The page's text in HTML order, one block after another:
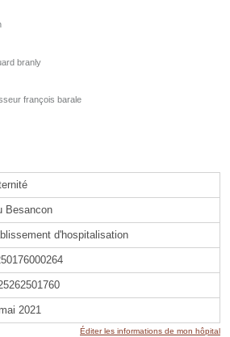
branly
françois barale
Besancon
d'hospitalisation
2021
Éditer les informations de mon hôpital